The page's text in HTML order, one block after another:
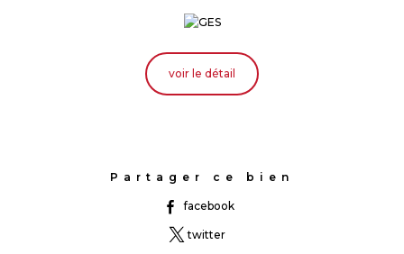
voir le détail
Partager ce bien
facebook
twitter